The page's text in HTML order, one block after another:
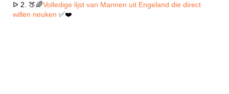
ᐅ 2. 🍑🌈Volledige lijst van Mannen uit Engeland die direct
willen neuken ✅❤️